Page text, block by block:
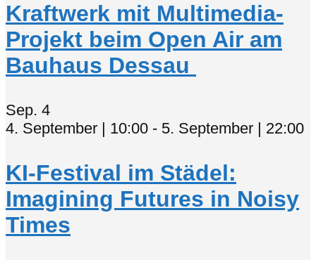
Kraftwerk mit Multimedia-
Projekt beim Open Air am
Bauhaus Dessau
Sep. 4
4. September | 10:00 - 5. September | 22:00
KI-Festival im Städel:
Imagining Futures in Noisy
Times